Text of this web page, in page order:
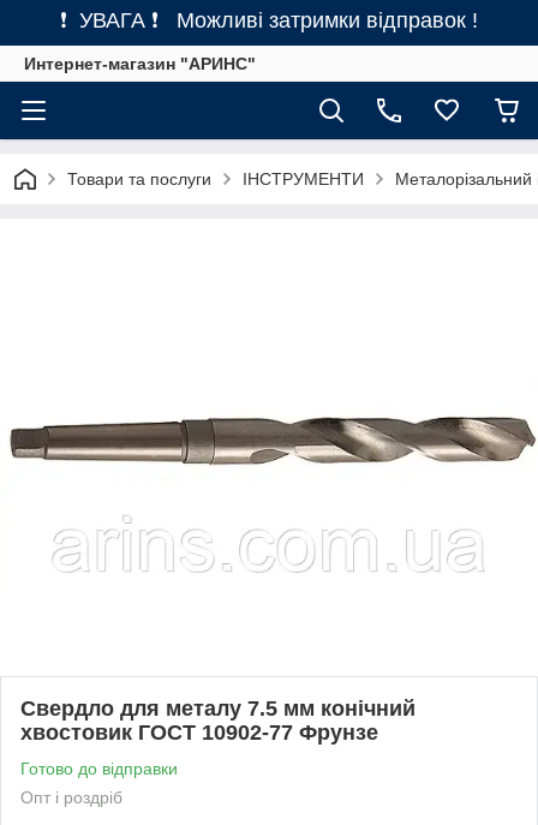
❗ УВАГА ❗ Можливі затримки відправок !
Интернет-магазин "АРИНС"
Товари та послуги ІНСТРУМЕНТИ Металорізальний
Свердло для металу 7.5 мм конічний
хвостовик ГОСТ 10902-77 Фрунзе
Готово до відправки
Опт і роздріб